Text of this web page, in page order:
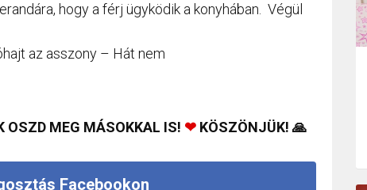
hogy a férj ügyködik a konyhában. Végül
az asszony – Hát nem
MEG MÁSOKKAL IS! ❤KÖSZÖNJÜK! 🙏
Facebookon